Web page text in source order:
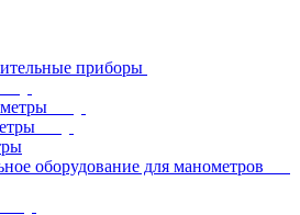
приборы
оборудование для манометров